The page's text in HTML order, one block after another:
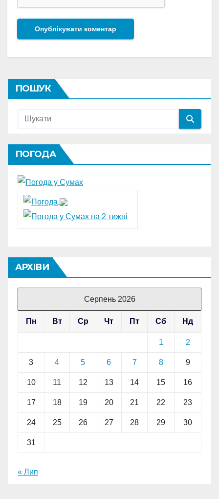
ПОШУК
ПОГОДА
АРХІВИ
Серпень 2026
Пн Вт Ср Чт Пт Сб Нд
1 2
3 4 5 6 7 8 9
10 11 12 13 14 15 16
17 18 19 20 21 22 23
24 25 26 27 28 29 30
31
« Лип